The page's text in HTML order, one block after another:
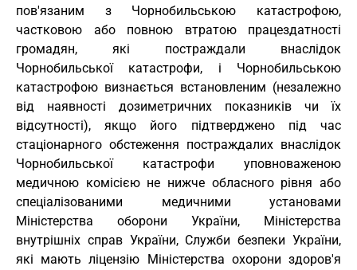
пов'язаним з Чорнобильською катастрофою,
частковою або повною втратою працездатності
громадян, які постраждали внаслідок
Чорнобильської катастрофи, і Чорнобильською
катастрофою визнається встановленим (незалежно
від наявності дозиметричних показників чи їх
відсутності), якщо його підтверджено під час
стаціонарного обстеження постраждалих внаслідок
Чорнобильської катастрофи уповноваженою
медичною комісією не нижче обласного рівня або
спеціалізованими медичними установами
Міністерства оборони України, Міністерства
внутрішніх справ України, Служби безпеки України,
які мають ліцензію Міністерства охорони здоров'я